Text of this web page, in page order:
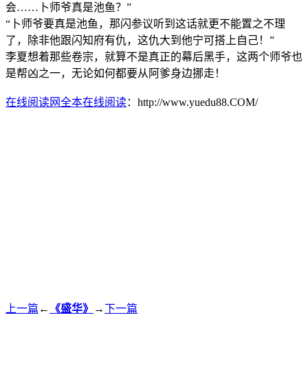
会……卜师爷真是池鱼？”
“卜师爷要真是池鱼，那闪参议听到这话就更不能置之不理
了，除非他跟闪知府有仇，这仇大到他宁可搭上自己！”
李夏想着那些卷宗，就算不是真正的幕后黑手，这两个师爷也
是帮凶之一，无论如何都要从阿爹身边挪走！
在线阅读网全本在线阅读：http://www.yuedu88.COM/
上一篇 ← 《盛华》 →下一篇